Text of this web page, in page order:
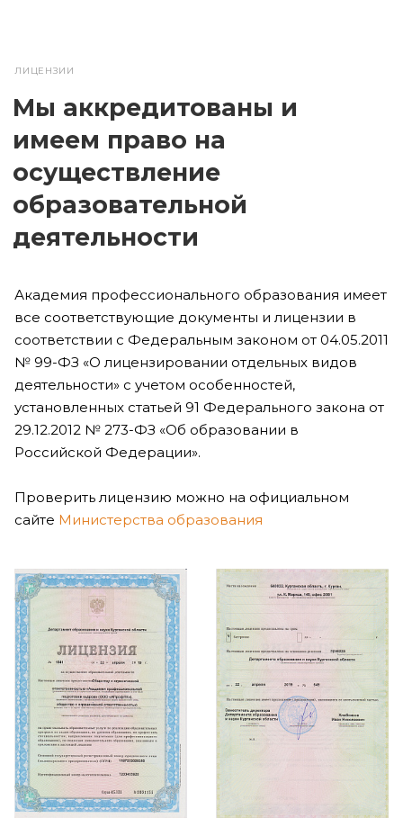
ЛИЦЕНЗИИ
Мы аккредитованы и
имеем право на
осуществление
образовательной
деятельности
Академия профессионального образования имеет
все соответствующие документы и лицензии в
соответствии с Федеральным законом от 04.05.2011
№ 99-ФЗ «О лицензировании отдельных видов
деятельности» с учетом особенностей,
установленных статьей 91 Федерального закона от
29.12.2012 № 273-ФЗ «Об образовании в
Российской Федерации».
Проверить лицензию можно на официальном
сайте Министерства образования